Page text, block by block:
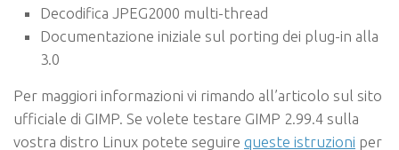
Decodifica JPEG2000 multi-thread
Documentazione iniziale sul porting dei plug-in alla
3.0
Per maggiori informazioni vi rimando all’articolo sul sito
ufficiale di GIMP. Se volete testare GIMP 2.99.4 sulla
vostra distro Linux potete seguire queste istruzioni per